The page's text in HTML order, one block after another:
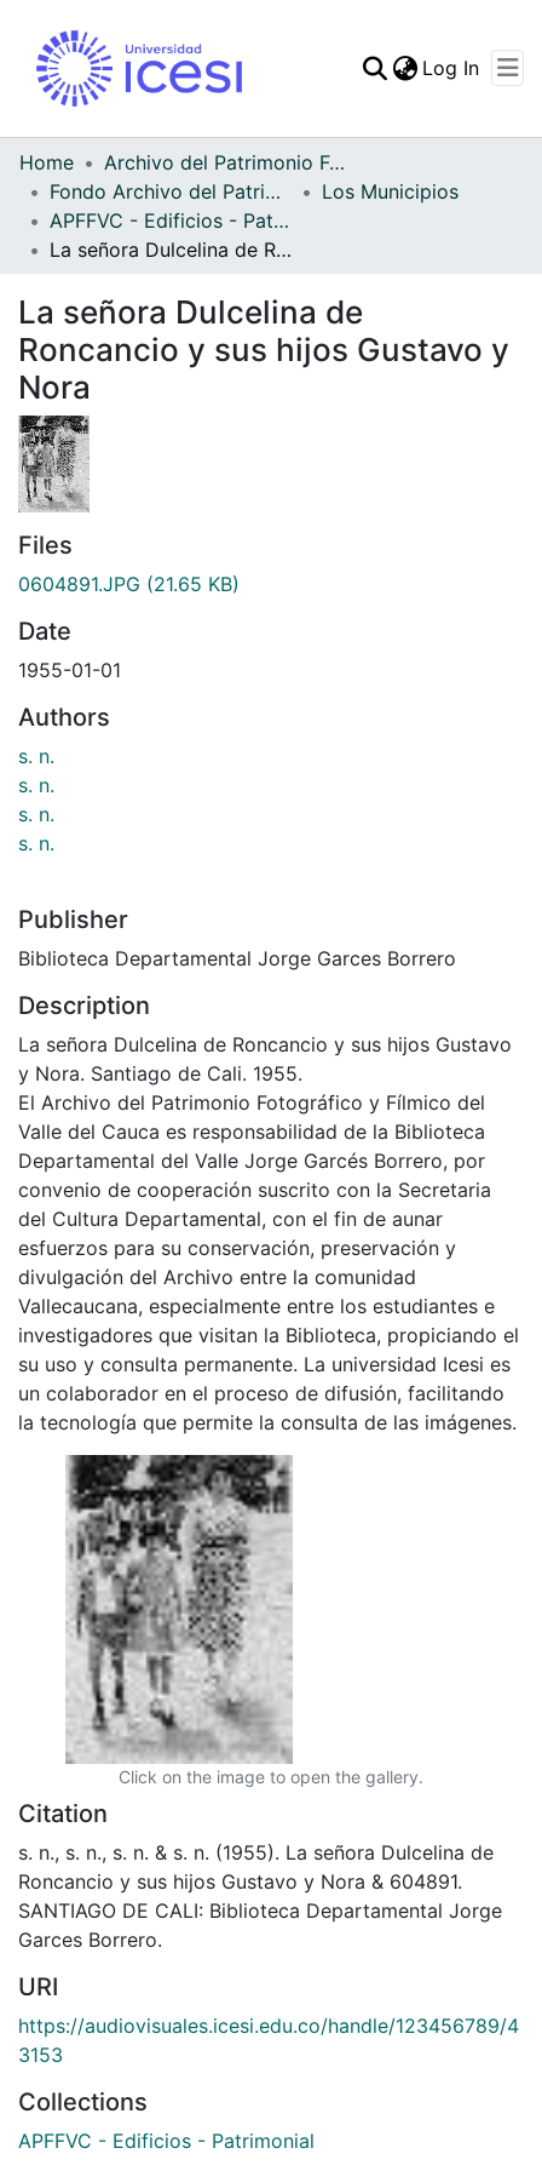
Statistics
Log In
Home
Archivo del Patrimonio Fotográfico y Fílmico del Valle del Cauca
Fondo Archivo del Patrimonio Fotográfico y Fílmico del Valle del Cauca
Los Municipios
APFFVC - Edificios - Patrimonial
La señora Dulcelina de Roncancio y sus hijos Gustavo y Nora
La señora Dulcelina de
Roncancio y sus hijos Gustavo y
Nora
Files
0604891.JPG (21.65 KB)
Date
1955-01-01
Authors
s. n.
s. n.
s. n.
s. n.
Publisher
Biblioteca Departamental Jorge Garces Borrero
Description
La señora Dulcelina de Roncancio y sus hijos Gustavo
y Nora. Santiago de Cali. 1955.
El Archivo del Patrimonio Fotográfico y Fílmico del
Valle del Cauca es responsabilidad de la Biblioteca
Departamental del Valle Jorge Garcés Borrero, por
convenio de cooperación suscrito con la Secretaria
del Cultura Departamental, con el fin de aunar
esfuerzos para su conservación, preservación y
divulgación del Archivo entre la comunidad
Vallecaucana, especialmente entre los estudiantes e
investigadores que visitan la Biblioteca, propiciando el
su uso y consulta permanente. La universidad Icesi es
un colaborador en el proceso de difusión, facilitando
la tecnología que permite la consulta de las imágenes.
Click on the image to open the gallery.
Citation
s. n., s. n., s. n. & s. n. (1955). La señora Dulcelina de
Roncancio y sus hijos Gustavo y Nora & 604891.
SANTIAGO DE CALI: Biblioteca Departamental Jorge
Garces Borrero.
URI
https://audiovisuales.icesi.edu.co/handle/123456789/4
3153
Collections
APFFVC - Edificios - Patrimonial